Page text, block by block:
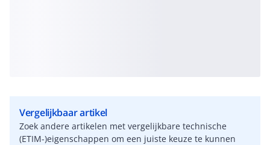
Vergelijkbaar artikel
Zoek andere artikelen met vergelijkbare technische
(ETIM-)eigenschappen om een juiste keuze te kunnen